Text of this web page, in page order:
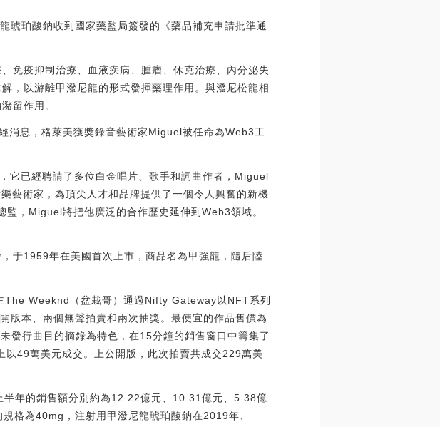
琥珀酸鈉收到國家藥監局簽發的《藥品補充申請批準通
免疫抑制治療、血液疾病、腫瘤、休克治療、內分泌失
，以游離甲潑尼龍的形式發揮藥理作用。與潑尼松龍相
留作用。
消息，格萊美獲獎錄音藝術家Miguel被任命為Web3工
它已經聘請了多位白金唱片、歌手和詞曲作者，Miguel
藝術家，為頂尖人才和品牌提供了一個令人興奮的新機
，Miguel將把他廣泛的合作歷史延伸到Web3領域。
于1959年在美國首次上市，商品名為甲強龍，隨后陸
Weeknd（盆栽哥）通過Nifty Gateway以NFT系列
版本、兩個無聲拍賣和兩次抽獎。最便宜的作品售價為
發行曲目的摘錄為特色，在15分鐘的銷售窗口中籌集了
49萬美元成交。上公開版，此次拍賣共成交229萬美
年的銷售額分別約為12.22億元、10.31億元、5.38億
格為40mg，注射用甲潑尼龍琥珀酸鈉在2019年、